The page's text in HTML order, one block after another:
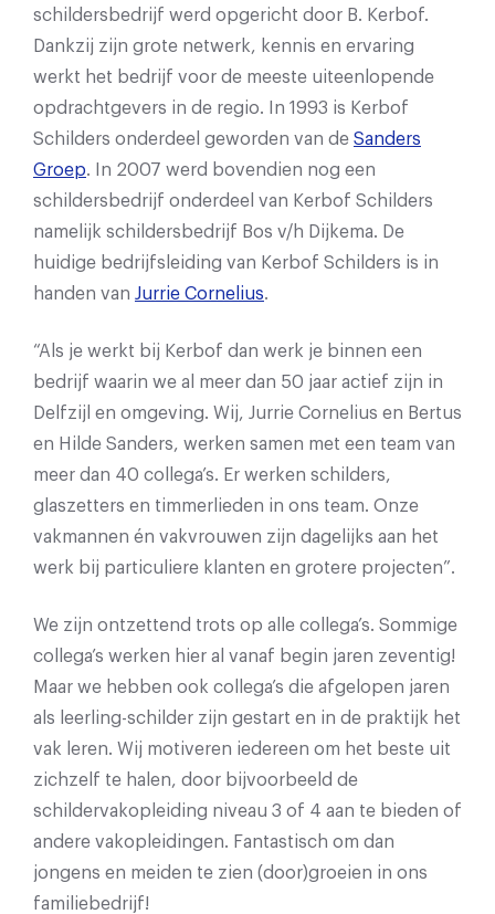
schildersbedrijf werd opgericht door B. Kerbof.
Dankzij zijn grote netwerk, kennis en ervaring
werkt het bedrijf voor de meeste uiteenlopende
opdrachtgevers in de regio. In 1993 is Kerbof
Schilders onderdeel geworden van de Sanders
Groep. In 2007 werd bovendien nog een
schildersbedrijf onderdeel van Kerbof Schilders
namelijk schildersbedrijf Bos v/h Dijkema. De
huidige bedrijfsleiding van Kerbof Schilders is in
handen van Jurrie Cornelius.
“Als je werkt bij Kerbof dan werk je binnen een
bedrijf waarin we al meer dan 50 jaar actief zijn in
Delfzijl en omgeving. Wij, Jurrie Cornelius en Bertus
en Hilde Sanders, werken samen met een team van
meer dan 40 collega’s. Er werken schilders,
glaszetters en timmerlieden in ons team. Onze
vakmannen én vakvrouwen zijn dagelijks aan het
werk bij particuliere klanten en grotere projecten”.
We zijn ontzettend trots op alle collega’s. Sommige
collega’s werken hier al vanaf begin jaren zeventig!
Maar we hebben ook collega’s die afgelopen jaren
als leerling-schilder zijn gestart en in de praktijk het
vak leren. Wij motiveren iedereen om het beste uit
zichzelf te halen, door bijvoorbeeld de
schildervakopleiding niveau 3 of 4 aan te bieden of
andere vakopleidingen. Fantastisch om dan
jongens en meiden te zien (door)groeien in ons
familiebedrijf!